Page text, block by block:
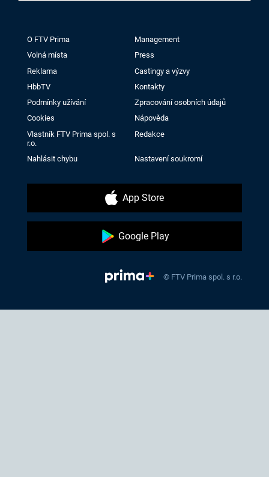
O FTV Prima
Management
Volná místa
Press
Reklama
Castingy a výzvy
HbbTV
Kontakty
Podmínky užívání
Zpracování osobních údajů
Cookies
Nápověda
Vlastník FTV Prima spol. s
r.o.
Redakce
Nahlásit chybu Nastavení soukromí
App Store
Google Play
© FTV Prima spol. s r.o.